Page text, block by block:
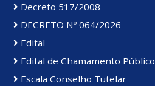
Decreto 517/2008
DECRETO Nº 064/2026
Edital
Edital de Chamamento Público
Escala Conselho Tutelar